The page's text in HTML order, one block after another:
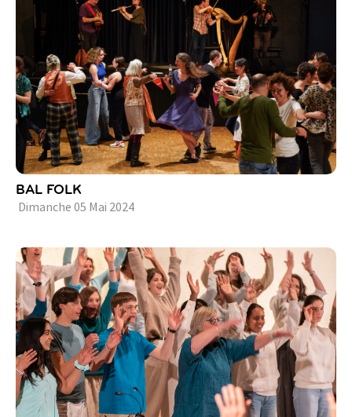
BAL FOLK
Dimanche 05 Mai 2024